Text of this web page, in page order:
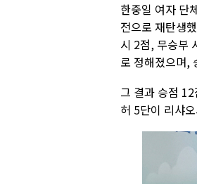
한중일 여자 단
전으로 재탄생
시 2점, 무승부
로 정해졌으며,
그 결과 승점
허 5단이 리샤